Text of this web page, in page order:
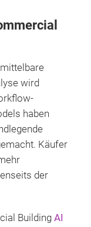
wird
haben
Käufer
der
Building AI